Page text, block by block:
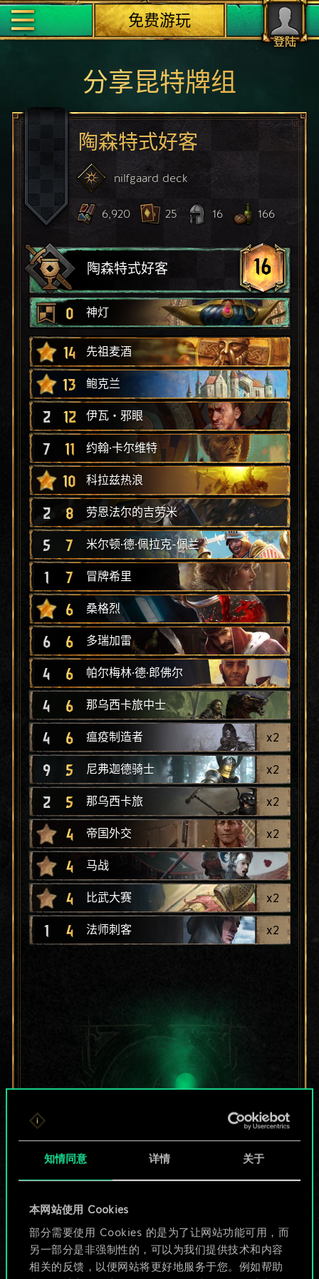
知情同意 详情 关于
本网站使用 Cookies
部分需要使用 Cookies 的是为了让网站功能可用，而
另一部分是非强制性的，可以为我们提供技术和内容
相关的反馈，以便网站将更好地服务于您。例如帮助
登陆
免费游玩
分享昆特牌组
陶森特式好客
nilfgaard deck
6,920 25 16 166
陶森特式好客 16
0 神灯
14 先祖麦酒
13 鲍克兰
2 12 伊瓦‧邪眼
7 11 约翰·卡尔维特
10 科拉兹热浪
2 8 劳恩法尔的吉劳米
5 7 米尔顿·德·佩拉克-佩兰
1 7 冒牌希里
6 桑格烈
6 6 多瑞加雷
4 6 帕尔梅林·德·郎佛尔
4 6 那乌西卡旅中士
4 6 瘟疫制造者 x2
9 5 尼弗迦德骑士 x2
2 5 那乌西卡旅 x2
4 帝国外交 x2
4 马战
4 比武大赛 x2
1 4 法师刺客 x2
目前只是分享了一套
牌，但能做的不止这
些！